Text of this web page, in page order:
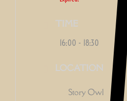
TIME
16:00 - 18:30
LOCATION
Story Owl